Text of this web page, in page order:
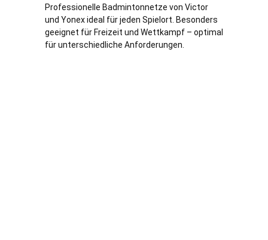
Professionelle Badmintonnetze von Victor
und Yonex ideal für jeden Spielort. Besonders
geeignet für Freizeit und Wettkampf – optimal
für unterschiedliche Anforderungen.